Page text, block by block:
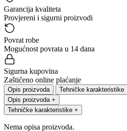
Garancija kvaliteta
Provjereni i sigurni proizvodi
Povrat robe
Mogućnost povrata u 14 dana
Sigurna kupovina
Zaštićeno online plaćanje
Opis proizvoda
Tehničke karakteristike
Opis proizvoda +
Tehničke karakteristike +
Nema opisa proizvoda.